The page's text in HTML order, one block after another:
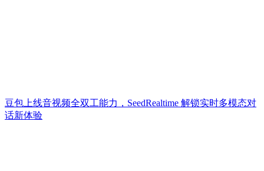
豆包上线音视频全双工能力，SeedRealtime 解锁实时多模态对
话新体验